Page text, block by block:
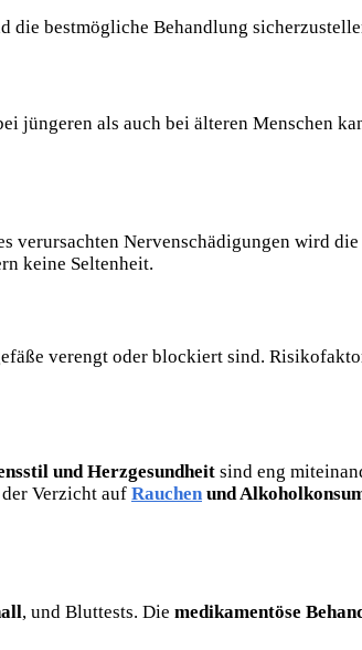
die bestmögliche Behandlung
jüngeren als auch bei älteren Menschen
verursachten Nervenschädigungen wird die
keine Seltenheit.
verengt oder blockiert sind.
und Herzgesundheit sind eng
der Verzicht auf Rauchen und
, und Bluttests. Die medikamentöse